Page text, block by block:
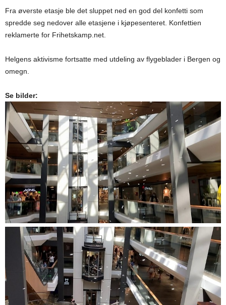
Fra øverste etasje ble det sluppet ned en god del konfetti som
spredde seg nedover alle etasjene i kjøpesenteret. Konfettien
reklamerte for Frihetskamp.net.
Helgens aktivisme fortsatte med utdeling av flygeblader i Bergen og
omegn.
Se bilder: